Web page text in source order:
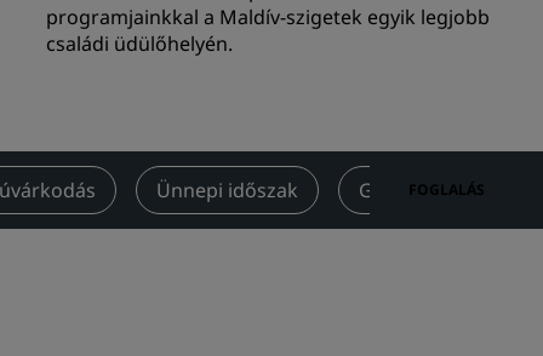
Esküvői helyszínek
Üzleti út
Hotelek a városközpontban
Látogasson el a blogunkra
programjainkkal a Maldív-szigetek egyik legjobb
családi üdülőhelyén.
Ünnepi időszak Gyógyfürdő
FOGLALÁS